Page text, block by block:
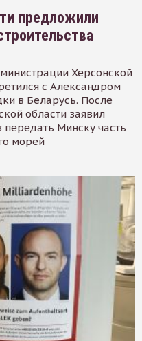
предложили
Херсонской
с Александром
в Беларусь. После
области заявил
передать Минску часть
морей